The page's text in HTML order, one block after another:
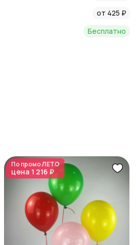
от 425 ₽
Бесплатно
По промоЛЕТО
цена 1 216 ₽